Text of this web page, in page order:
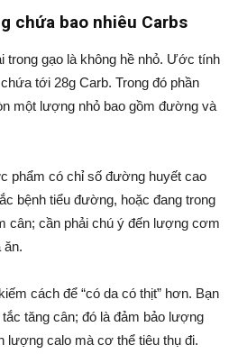
chứa bao nhiêu Carbs
trong gạo là không hề nhỏ. Ước tính
tới 28g Carb. Trong đó phần
một lượng nhỏ bao gồm đường và
phẩm có chỉ số đường huyết cao
bệnh tiểu đường, hoặc đang trong
cân; cần phải chú ý đến lượng cơm
ăn.
cách để “có da có thịt” hơn. Bạn
tăng cân; đó là đảm bảo lượng
lượng calo mà cơ thể tiêu thụ đi.